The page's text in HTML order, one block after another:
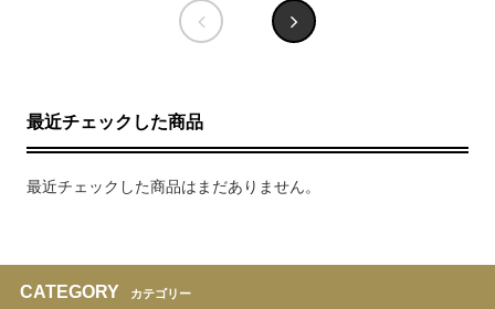
最近チェックした商品
最近チェックした商品はまだありません。
CATEGORY カテゴリー